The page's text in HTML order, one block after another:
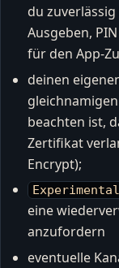
du
Ausgeben,
für den App-
deinen
beachten ist,
Zertifikat
Encrypt);
eine
anzufordern
eventuelle